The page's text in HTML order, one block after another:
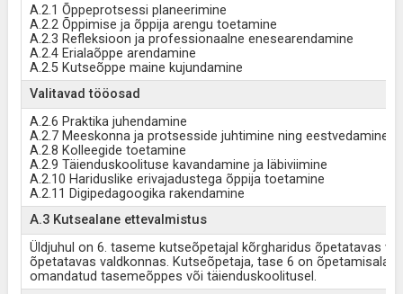
A.2.1 Õppeprotsessi planeerimine
A.2.2 Õppimise ja õppija arengu toetamine
A.2.3 Refleksioon ja professionaalne enesearendamine
A.2.4 Erialaõppe arendamine
A.2.5 Kutseõppe maine kujundamine
Valitavad tööosad
A.2.6 Praktika juhendamine
A.2.7 Meeskonna ja protsesside juhtimine ning eestvedamine
A.2.8 Kolleegide toetamine
A.2.9 Täienduskoolituse kavandamine ja läbiviimine
A.2.10 Hariduslike erivajadustega õppija toetamine
A.2.11 Digipedagoogika rakendamine
A.3 Kutsealane ettevalmistus
Üldjuhul on 6. taseme kutseõpetajal kõrgharidus õpetatavas
õpetatavas valdkonnas. Kutseõpetaja, tase 6 on õpetamisala
omandatud tasemeõppes või täienduskoolitusel.